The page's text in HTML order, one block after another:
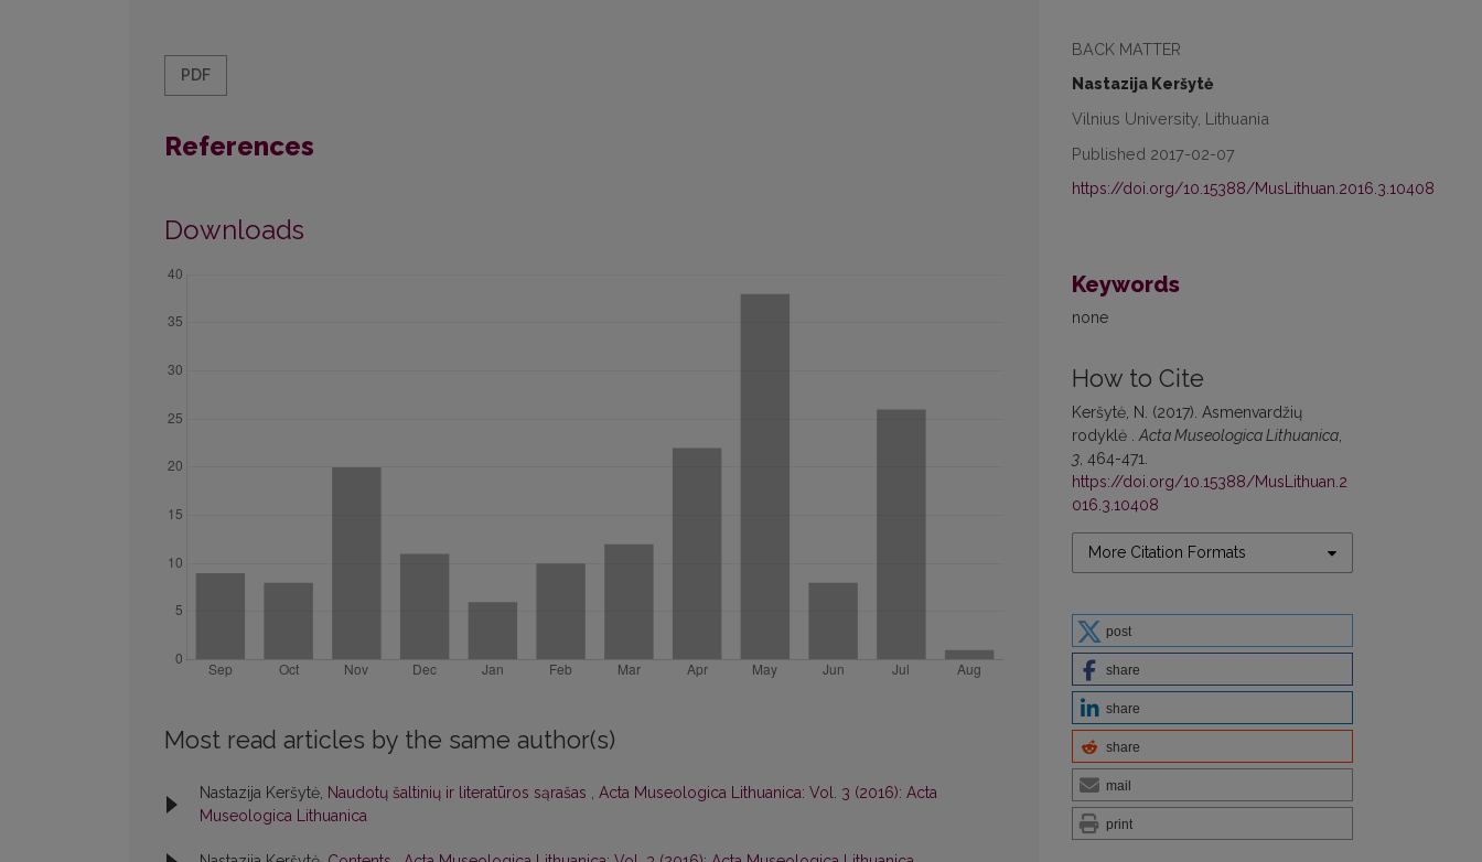
BACK MATTER
Nastazija Keršytė
Vilnius University, Lithuania
Published 2017-02-07
https://doi.org/10.15388/MusLithuan.2016.3.10408
Keywords
none
How to Cite
Keršytė, N. (2017). Asmenvardžių
rodyklė . Acta Museologica Lithuanica
3 , 464-471.
https://doi.org/10.15388/MusLithuan.2
016.3.10408
More Citation Formats
post
share
share
share
mail
print
PDF
References
Downloads
Most read articles by the same author(s)
Nastazija Keršytė, Naudotų šaltinių ir literatūros sąrašas , Acta Museologica Lithuanica: Vol. 3 (2016): Acta
Museologica Lithuanica